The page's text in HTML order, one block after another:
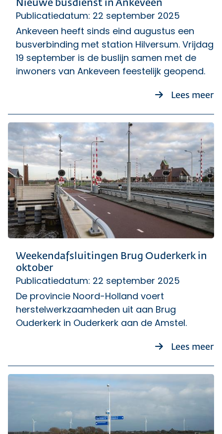
Nieuwe busdienst in Ankeveen
Publicatiedatum: 22 september 2025
Ankeveen heeft sinds eind augustus een
busverbinding met station Hilversum. Vrijdag
19 september is de buslijn samen met de
inwoners van Ankeveen feestelijk geopend.
Lees meer
Weekendafsluitingen Brug Ouderkerk in
oktober
Publicatiedatum: 22 september 2025
De provincie Noord-Holland voert
herstelwerkzaamheden uit aan Brug
Ouderkerk in Ouderkerk aan de Amstel.
Lees meer